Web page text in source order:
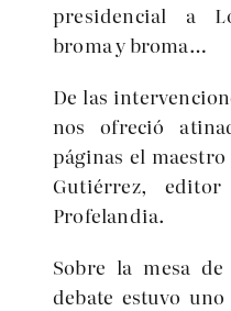
presidencial a
broma y broma…
De las
nos ofreció
páginas el
Gutiérrez,
Profelandia.
Sobre la mesa
debate estuvo